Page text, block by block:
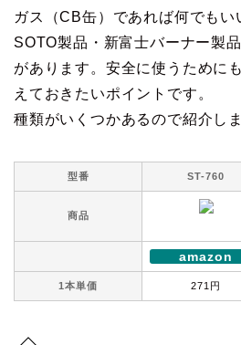
ガス（CB缶）であれば何でもい
SOTO製品・新富士バーナー製
があります。安全に使うために
えておきたいポイントです。
種類がいくつかあるので紹介しま
型番 ST-760
商品
amazon
1本単価 271円